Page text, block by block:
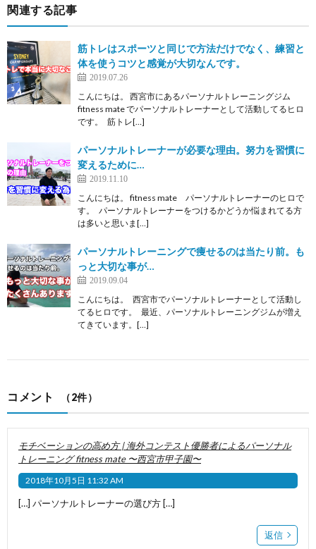
関連する記事
筋トレはスポーツと同じで方法だけでなく、練習と
体を使うコツと感覚が大切なんです。
2019.07.26
こんにちは。 西宮市にあるパーソナルトレーニングジム
fitness mate でパーソナルトレーナーとして活動してるヒロ
です。 筋トレ[…]
パーソナルトレーナーが必要な理由。努力を習慣に
変えるために…
2019.11.10
こんにちは。 fitness mate パーソナルトレーナーのヒロで
す。 パーソナルトレーナーをつけるかどうか悩まれてる方
は多いと思いま[…]
パーソナルトレーニングで痩せるのは当たり前。も
っと大切な事が…
2019.09.04
こんにちは。 西宮市でパーソナルトレーナーとして活動し
てるヒロです。 最近、パーソナルトレーニングジムが増え
てきています。[…]
コメント （2件）
モチベーションの高め方 | 海外コンテスト優勝者によるパーソナル
トレーニング fitness mate 〜西宮市甲子園〜
2018年10月5日 11:32 AM
[…] パーソナルトレーナーの選び方 […]
返信